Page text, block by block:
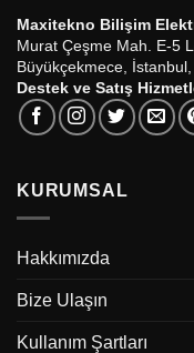
Maxitekno Bilişim
Murat Çeşme Mah. E-5
Büyükçekmece,
Destek ve Satış
KURUMSAL
Hakkımızda
Bize Ulaşın
Kullanım Şartları